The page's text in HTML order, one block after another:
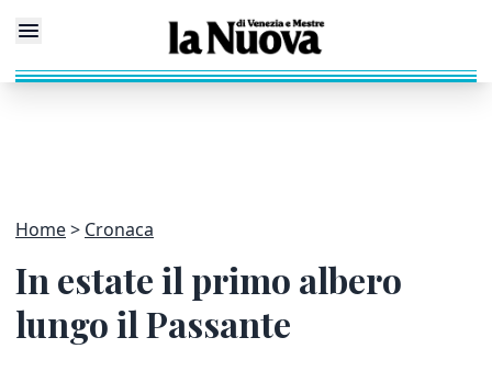
Home Cronaca
In estate il primo albero
lungo il Passante